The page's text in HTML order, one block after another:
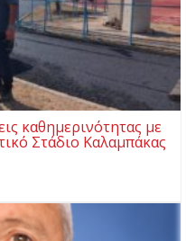
καθημερινότητας με
Στάδιο Καλαμπάκας